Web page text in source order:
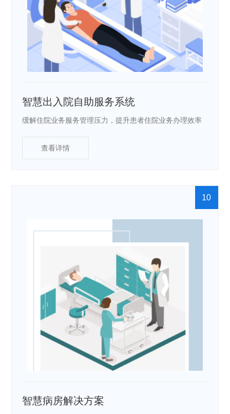
智慧出入院自助服务系统
缓解住院业务服务管理压力，提升患者住院业务办理效率
查看详情
10
智慧病房解决方案